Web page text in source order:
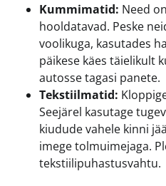
Kummimatid: Need
hooldatavad. Peske
voolikuga, kasutades
päikese käes täielikult
autosse tagasi panete.
Tekstiilmatid:
Seejärel kasutage
kiudude vahele kinni
imege tolmuimejaga.
tekstiilipuhastusvahtu.